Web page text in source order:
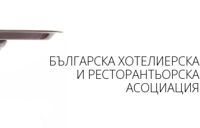
БЪЛГАРСКА ХОТЕЛИЕРСКА
И РЕСТОРАНТЬОРСКА
АСОЦИАЦИЯ